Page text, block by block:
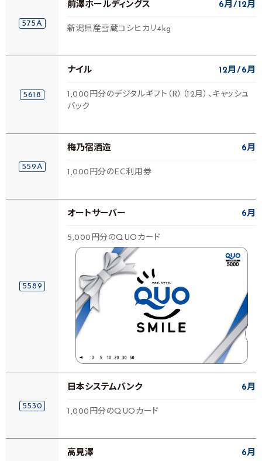
575A
前澤ホールディングス 6月 12月
新潟県産雪蔵コシヒカリ4kg
5618
ナイル 12月 6月
1,000円分のデジタルギフト（R）（12月）、キャッシュ
バック
559A
梅乃宿酒造 6月
1,000円分のEC利用券
5589
オートサーバー 6月
5,000円分のQUOカード
5530
日本システムバンク 6月
1,000円分のQUOカード
高見澤 6月